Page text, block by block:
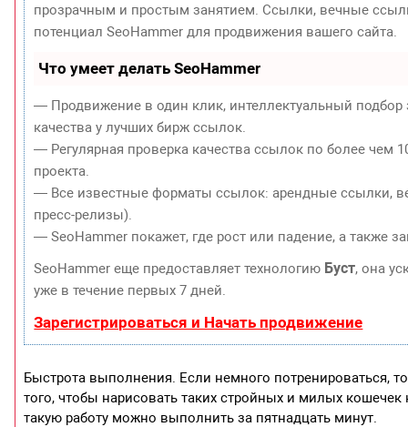
прозрачным и простым занятием. Ссылки, вечные
потенциал SeoHammer для продвижения вашего сайта.
Что умеет делать SeoHammer
— Продвижение в один клик, интеллектуальный
качества у лучших бирж ссылок.
— Регулярная проверка качества ссылок по более чем
проекта.
— Все известные форматы ссылок: арендные ссылки,
пресс-релизы).
— SeoHammer покажет, где рост или падение, а также
SeoHammer еще предоставляет технологию Буст, она
уже в течение первых 7 дней.
Зарегистрироваться и Начать продвижение
Быстрота выполнения. Если немного потренироваться,
того, чтобы нарисовать таких стройных и милых
такую работу можно выполнить за пятнадцать минут.